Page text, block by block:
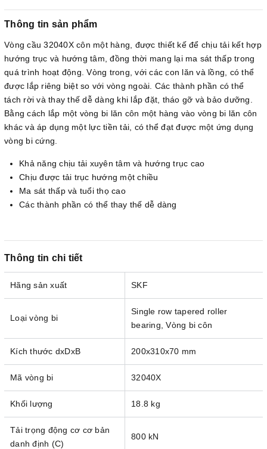
Thông tin sản phẩm
Vòng cầu 32040X côn một hàng, được thiết kế để chịu tải kết hợp
hướng trục và hướng tâm, đồng thời mang lại ma sát thấp trong
quá trình hoạt động. Vòng trong, với các con lăn và lồng, có thể
được lắp riêng biệt so với vòng ngoài. Các thành phần có thể
tách rời và thay thế dễ dàng khi lắp đặt, tháo gỡ và bảo dưỡng.
Bằng cách lắp một vòng bi lăn côn một hàng vào vòng bi lăn côn
khác và áp dụng một lực tiền tải, có thể đạt được một ứng dụng
vòng bi cứng.
Khả năng chịu tải xuyên tâm và hướng trục cao
Chịu được tải trục hướng một chiều
Ma sát thấp và tuổi thọ cao
Các thành phần có thể thay thế dễ dàng
Thông tin chi tiết
Hãng sản xuất SKF
Loại vòng bi
Single row tapered roller
bearing, Vòng bi côn
Kích thước dxDxB 200x310x70 mm
Mã vòng bi 32040X
Khối lượng 18.8 kg
Tải trọng động cơ cơ bản
danh định (C)
800 kN